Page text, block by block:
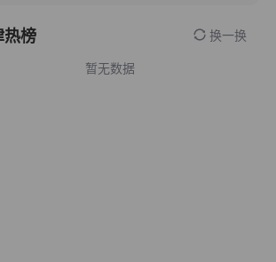
热榜 换一换
暂无数据